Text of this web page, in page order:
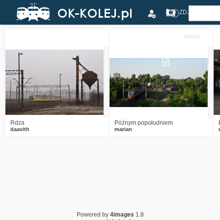
ZDJĘCIA
MAPA
REGULAMIN
Rdza
daavith
0
Późnym popołudniem
marian
Powered by 4images 1.8